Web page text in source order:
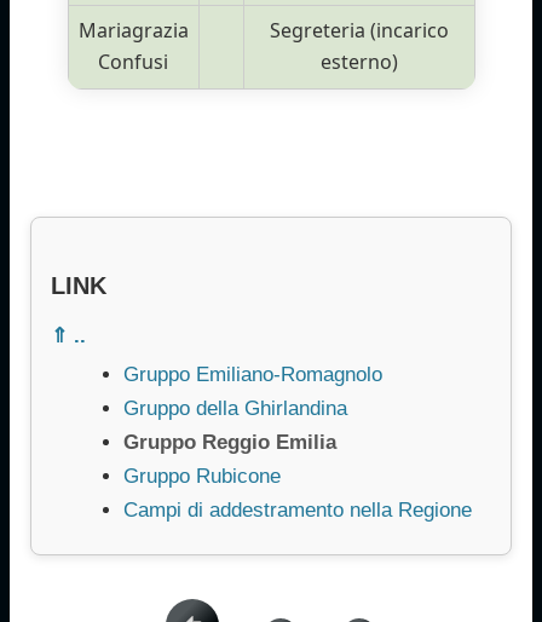
Mariagrazia
Confusi
Segreteria (incarico
esterno)
LINK
⇑ ..
Gruppo Emiliano-Romagnolo
Gruppo della Ghirlandina
Gruppo Reggio Emilia
Gruppo Rubicone
Campi di addestramento nella Regione